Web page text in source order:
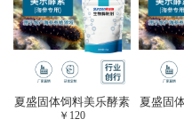
夏盛固体饲料美乐酵素
(水产海参海胆专
￥ 120
夏盛固
(水